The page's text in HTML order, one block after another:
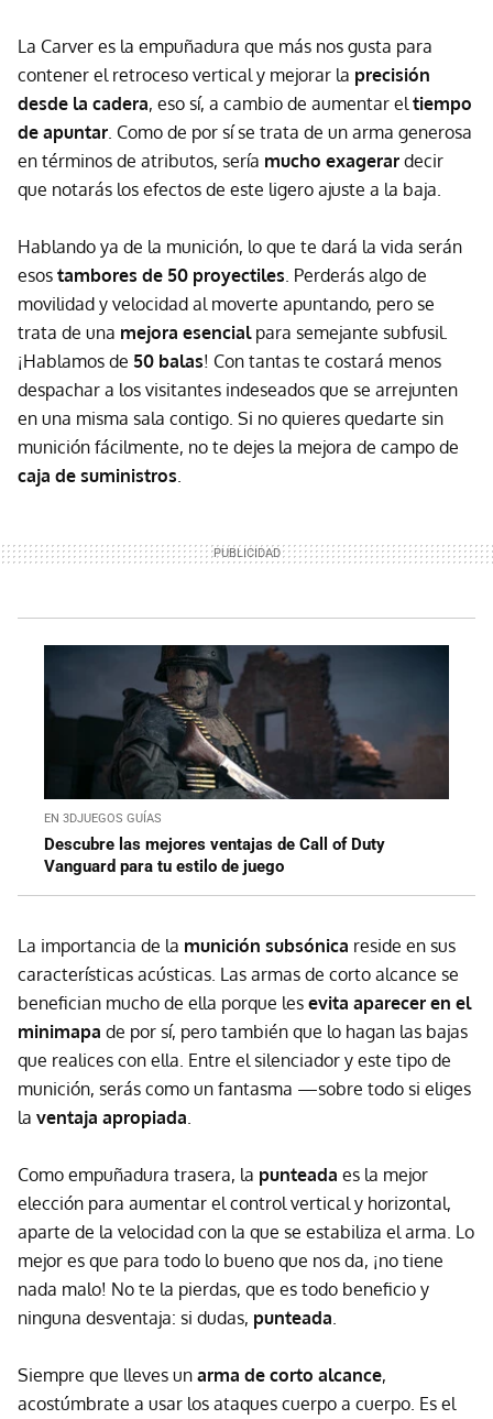
La Carver es la empuñadura que más nos gusta para
contener el retroceso vertical y mejorar la precisión
desde la cadera, eso sí, a cambio de aumentar el tiempo
de apuntar . Como de por sí se trata de un arma generosa
en términos de atributos, sería mucho exagerar decir
que notarás los efectos de este ligero ajuste a la baja.
Hablando ya de la munición, lo que te dará la vida serán
esos tambores de 50 proyectiles . Perderás algo de
movilidad y velocidad al moverte apuntando, pero se
trata de una mejora esencial para semejante subfusil.
¡Hablamos de 50 balas! Con tantas te costará menos
despachar a los visitantes indeseados que se arrejunten
en una misma sala contigo. Si no quieres quedarte sin
munición fácilmente, no te dejes la mejora de campo de
caja de suministros
EN 3DJUEGOS GUÍAS
Descubre las mejores ventajas de Call of Duty
Vanguard para tu estilo de juego
La importancia de la munición subsónica reside en sus
características acústicas. Las armas de corto alcance se
benefician mucho de ella porque les evita aparecer en el
minimapa de por sí, pero también que lo hagan las bajas
que realices con ella. Entre el silenciador y este tipo de
munición, serás como un fantasma —sobre todo si eliges
la ventaja apropiada
Como empuñadura trasera, la punteada es la mejor
elección para aumentar el control vertical y horizontal,
aparte de la velocidad con la que se estabiliza el arma. Lo
mejor es que para todo lo bueno que nos da, ¡no tiene
nada malo! No te la pierdas, que es todo beneficio y
ninguna desventaja: si dudas, punteada
Siempre que lleves un arma de corto alcance,
acostúmbrate a usar los ataques cuerpo a cuerpo. Es el